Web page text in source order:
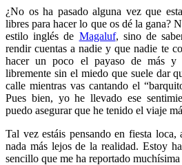
¿No os ha pasado alguna vez que
libres para hacer lo que os dé la gana?
estilo inglés de Magaluf, sino de
rendir cuentas a nadie y que nadie te
hacer un poco el payaso de más y
libremente sin el miedo que suele dar
calle mientras vas cantando el
Pues bien, yo he llevado ese
puedo asegurar que he tenido el viaje
Tal vez estáis pensando en fiesta loca,
nada más lejos de la realidad. Estoy
sencillo que me ha reportado